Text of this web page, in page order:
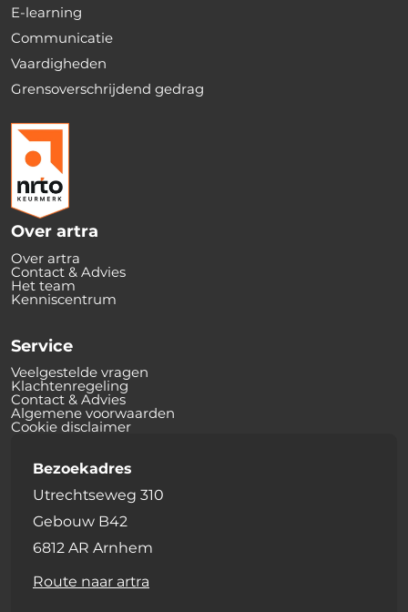
E-learning
Communicatie
Vaardigheden
Grensoverschrijdend gedrag
Over artra
Over artra
Contact & Advies
Het team
Kenniscentrum
Service
Veelgestelde vragen
Klachtenregeling
Contact & Advies
Algemene voorwaarden
Cookie disclaimer
Bezoekadres
Utrechtseweg 310
Gebouw B42
6812 AR Arnhem
Route naar artra